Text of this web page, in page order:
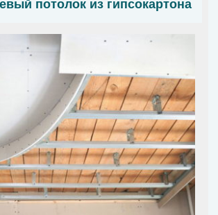
потолок из гипсокартона